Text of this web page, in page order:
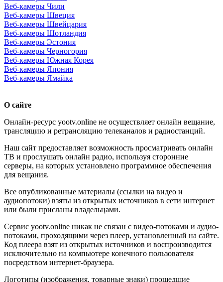
Веб-камеры Чили
Веб-камеры Швеция
Веб-камеры Швейцария
Веб-камеры Шотландия
Веб-камеры Эстония
Веб-камеры Черногория
Веб-камеры Южная Корея
Веб-камеры Япония
Веб-камеры Ямайка
О сайте
Онлайн-ресурс yootv.online не осуществляет онлайн вещание,
трансляцию и ретрансляцию телеканалов и радиостанций.
Наш сайт предоставляет возможность просматривать онлайн
ТВ и прослушать онлайн радио, используя сторонние
серверы, на которых установлено программное обеспечения
для вещания.
Все опубликованные материалы (ссылки на видео и
аудиопотоки) взяты из открытых источников в сети интернет
или были присланы владельцами.
Сервис yootv.online никак не связан с видео-потоками и аудио-
потоками, проходящими через плеер, установленный на сайте.
Код плеера взят из открытых источников и воспроизводится
исключительно на компьютере конечного пользователя
посредством интернет-браузера.
Логотипы (изображения, товарные знаки) прошедшие